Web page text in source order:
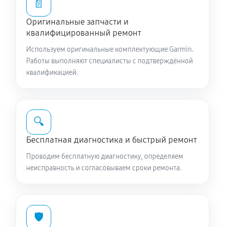
📄
Оригинальные запчасти и
квалифицированный ремонт
Используем оригинальные комплектующие Garmin.
Работы выполняют специалисты с подтверждённой
квалификацией.
🔍
Бесплатная диагностика и быстрый ремонт
Проводим бесплатную диагностику, определяем
неисправность и согласовываем сроки ремонта.
🛡️